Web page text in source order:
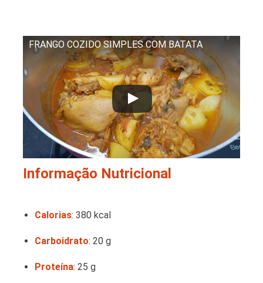
FRANGO COZIDO SIMPLES COM BATATA
Informação Nutricional
Calorias: 380 kcal
Carboidrato: 20 g
Proteína: 25 g